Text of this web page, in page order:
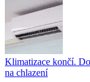
Klimatizace končí.
na chlazení